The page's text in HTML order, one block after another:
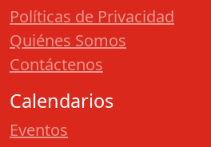
Políticas de Privacidad
Quiénes Somos
Contáctenos
Calendarios
Eventos